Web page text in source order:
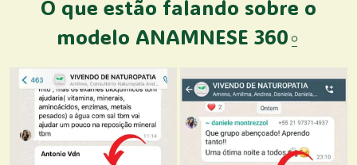
O que estão falando sobre o
modelo ANAMNESE 360⍛